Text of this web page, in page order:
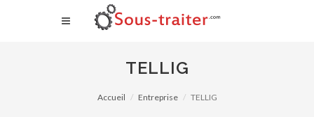
TELLIG
Accueil Entreprise TELLIG